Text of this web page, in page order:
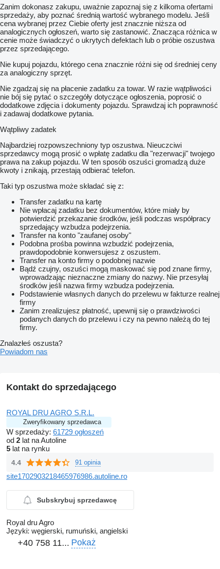
Zanim dokonasz zakupu, uważnie zapoznaj się z kilkoma ofertami
sprzedaży, aby poznać średnią wartość wybranego modelu. Jeśli
cena wybranej przez Ciebie oferty jest znacznie niższa od
analogicznych ogłoszeń, warto się zastanowić. Znacząca różnica w
cenie może świadczyć o ukrytych defektach lub o próbie oszustwa
przez sprzedającego.
Nie kupuj pojazdu, którego cena znacznie różni się od średniej ceny
za analogiczny sprzęt.
Nie zgadzaj się na płacenie zadatku za towar. W razie wątpliwości
nie bój się pytać o szczegóły dotyczące ogłoszenia, poprosić o
dodatkowe zdjęcia i dokumenty pojazdu. Sprawdzaj ich poprawność
i zadawaj dodatkowe pytania.
Wątpliwy zadatek
Najbardziej rozpowszechniony typ oszustwa. Nieuczciwi
sprzedawcy mogą prosić o wpłatę zadatku dla "rezerwacji" twojego
prawa na zakup pojazdu. W ten sposób oszuści gromadzą duże
kwoty i znikają, przestają odbierać telefon.
Taki typ oszustwa może składać się z:
Transfer zadatku na kartę
Nie wpłacaj zadatku bez dokumentów, które miały by
potwierdzić przekazanie środków, jeśli podczas współpracy
sprzedający wzbudza podejrzenia.
Transfer na konto "zaufanej osoby"
Podobna prośba powinna wzbudzić podejrzenia,
prawdopodobnie konwersujesz z oszustem.
Transfer na konto firmy o podobnej nazwie
Bądź czujny, oszuści mogą maskować się pod znane firmy,
wprowadzając nieznaczne zmiany do nazwy. Nie przesyłaj
środków jeśli nazwa firmy wzbudza podejrzenia.
Podstawienie własnych danych do przelewu w fakturze realnej
firmy
Zanim zrealizujesz płatność, upewnij się o prawdziwości
podanych danych do przelewu i czy na pewno należą do tej
firmy.
Znalazłeś oszusta?
Powiadom nas
Kontakt do sprzedającego
ROYAL DRU AGRO S.R.L.
Zweryfikowany sprzedawca
W sprzedaży: 61729 ogłoszeń
od 2 lat na Autoline
5 lat na rynku
4.4 91 opinia
site1702903218465976986.autoline.ro
Subskrybuj sprzedawcę
Royal dru Agro
Języki: węgierski, rumuński, angielski
+40 758 11... Pokaż